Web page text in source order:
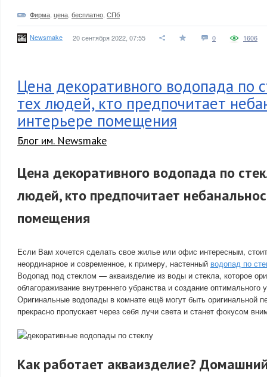
Фирма цена бесплатно СПб
Newsmake 20 сентября 2022, 07:55 0 1606
Цена декоративного водопада по
тех людей, кто предпочитает
интерьере помещения
Блог им. Newsmake
Цена декоративного водопада по
людей, кто предпочитает
помещения
Если Вам хочется сделать свое жилье или офис интересным,
неординарное и современное, к примеру, настенный водопад по
Водопад под стеклом — акваизделие из воды и стекла, которое
облагораживание внутреннего убранства и создание оптимального
Оригинальные водопады в комнате ещё могут быть оригинальной
прекрасно пропускает через себя лучи света и станет фокусом
Как работает акваизделие?